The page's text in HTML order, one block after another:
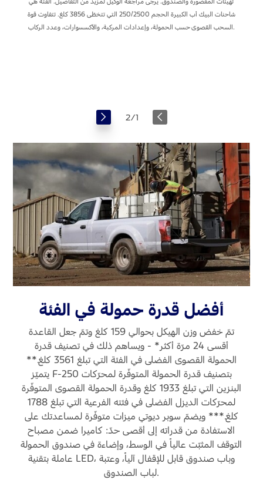
1
/
2
شاحنات البيك أب الكبيرة الحجم 250/2500 التي تتخطّى 3856 كلغ. تتفاوت قوة
السحب القصوى حسب الحمولة، وإعدادات المركبة، والأكسسوارات، وعدد الركاب.
أفضل قدرة حمولة في الفئة
تمّ خفض وزن الهيكل بحوالي 159 كلغ وتمّ جعل القاعدة
أقسى 24 مرّة أكثر* - ويساهم ذلك في تصنيف قدرة
الحمولة القصوى الفضلى في الفئة التي تبلغ 3561 كلغ.**
يتميّز F-250 بتصنيف قدرة الحمولة المتوفّرة لمحرّكات
البنزين التي تبلغ 1933 كلغ وقدرة الحمولة القصوى المتوفّرة
لمحرّكات الديزل الفضلى في فئته الفرعية التي تبلغ 1788
كلغ.*** ويضمّ سوبر ديوتي ميزات متوفّرة لمساعدتك على
الاستفادة من قدراته إلى أقصى حدّ: كاميرا ضمن مصباح
التوقف المثبّت عالياً في الوسط، وإضاءة في صندوق الحمولة
عاملة بتقنية LED، وباب صندوق قابل للإقفال آلياً، وعتبة
لباب الصندوق.